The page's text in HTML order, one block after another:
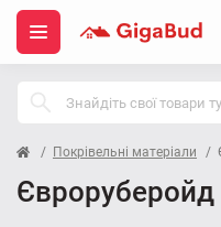
Покрівельні матеріали
Євроруберойд